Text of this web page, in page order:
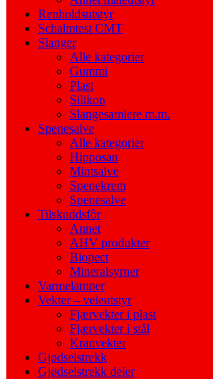
Renholdsutstyr
Schalmtest CMT
Slanger
Alle kategorier
Gummi
Plast
Silikon
Slangesamlere m.m.
Spenesalve
Alle kategorier
Hipposan
Mintsalve
Spenekrem
Spenesalve
Tilskuddsfôr
Annet
AHV produkter
Biopect
Mineralsyrner
Varmelamper
Vekter – veieutstyr
Fjærvekter i plast
Fjærvekter i stål
Kranvekter
Gjødselstrekk
Gjødselstrekk deler